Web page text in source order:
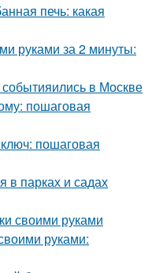
печь: какая
руками за 2 минуты:
в Москве
пошаговая
пошаговая
в парках и садах
своими руками
руками: